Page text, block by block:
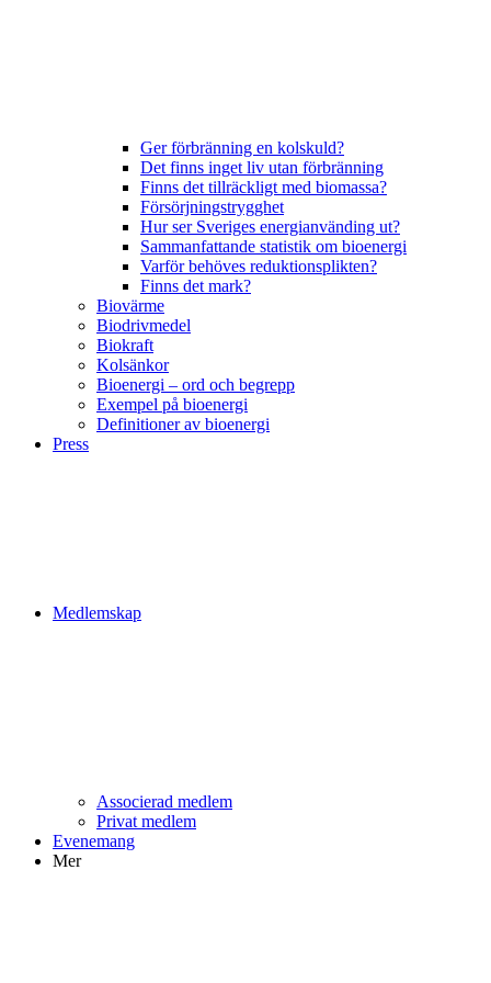
Ger förbränning en kolskuld?
Det finns inget liv utan förbränning
Finns det tillräckligt med biomassa?
Försörjningstrygghet
Hur ser Sveriges energianvänding ut?
Sammanfattande statistik om bioenergi
Varför behöves reduktionsplikten?
Finns det mark?
Biovärme
Biodrivmedel
Biokraft
Kolsänkor
Bioenergi – ord och begrepp
Exempel på bioenergi
Definitioner av bioenergi
Press
Medlemskap
Associerad medlem
Privat medlem
Evenemang
Mer